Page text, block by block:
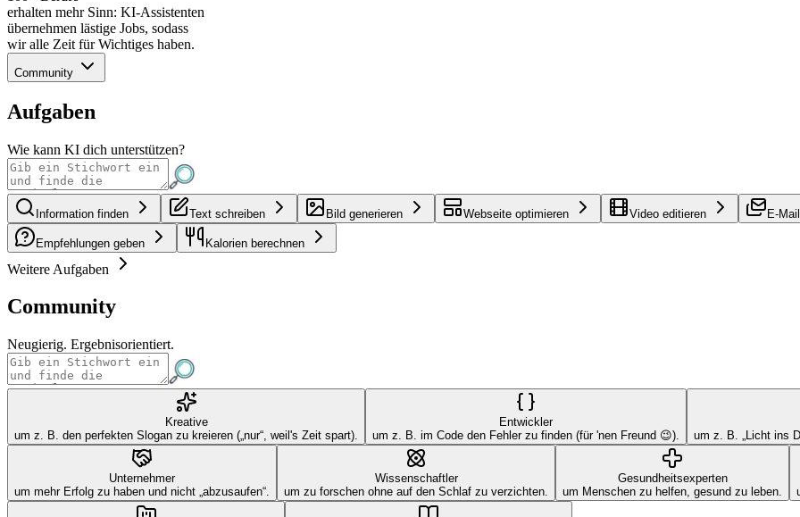
erhalten mehr Sinn: KI-Assistenten
übernehmen lästige Jobs, sodass
wir alle Zeit für Wichtiges haben.
Community
Aufgaben
Wie kann KI dich unterstützen?
Information finden Text schreiben Bild generieren Webseite optimieren Video editieren E-
Empfehlungen geben Kalorien berechnen
Weitere Aufgaben
Community
Neugierig. Ergebnisorientiert.
Kreative
um z. B. den perfekten Slogan zu kreieren („nur“, weil's Zeit spart).
Entwickler
um z. B. im Code den Fehler zu finden (für 'nen Freund 😉).
um z. B. „Licht ins
Unternehmer
um mehr Erfolg zu haben und nicht „abzusaufen“.
Wissenschaftler
um zu forschen ohne auf den Schlaf zu verzichten.
Gesundheitsexperten
um Menschen zu helfen, gesund zu leben.